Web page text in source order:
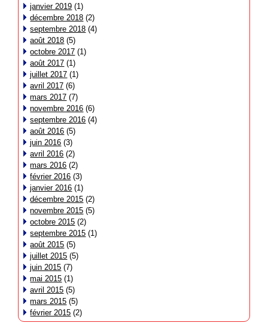
janvier 2019 (1)
décembre 2018 (2)
septembre 2018 (4)
août 2018 (5)
octobre 2017 (1)
août 2017 (1)
juillet 2017 (1)
avril 2017 (6)
mars 2017 (7)
novembre 2016 (6)
septembre 2016 (4)
août 2016 (5)
juin 2016 (3)
avril 2016 (2)
mars 2016 (2)
février 2016 (3)
janvier 2016 (1)
décembre 2015 (2)
novembre 2015 (5)
octobre 2015 (2)
septembre 2015 (1)
août 2015 (5)
juillet 2015 (5)
juin 2015 (7)
mai 2015 (1)
avril 2015 (5)
mars 2015 (5)
février 2015 (2)